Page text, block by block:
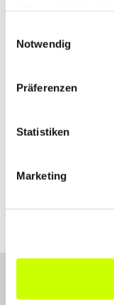
Notwendig
Präferenzen
Statistiken
Marketing
ALLE ALSFELD
An der Au 1